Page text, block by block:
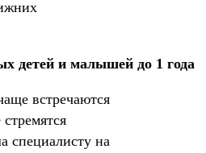
детей и малышей до 1 года
встречаются
специалисту на